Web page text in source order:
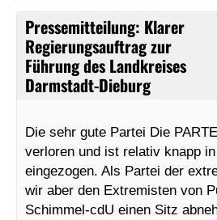
Pressemitteilung: Klarer
Regierungsauftrag zur
Führung des Landkreises
Darmstadt-Dieburg
Die sehr gute Partei Die
verloren und ist relativ knapp
eingezogen. Als Partei der
wir aber den Extremisten von
Schimmel-cdU einen Sitz